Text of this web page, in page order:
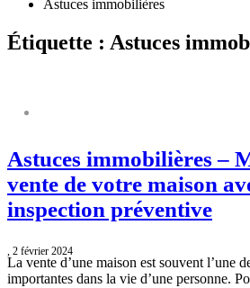
Astuces immobilières
Étiquette : Astuces
Astuces immobilières –
vente de votre maison
inspection préventive
, 2 février 2024
La vente d’une maison est souvent l’une
importantes dans la vie d’une personne.